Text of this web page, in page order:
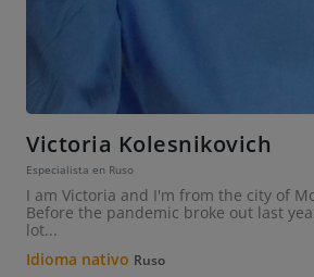
Victoria Kolesnikovich
Especialista en Ruso
I am Victoria and I'm from the city of
Before the pandemic broke out last
lot...
Idioma nativo Ruso